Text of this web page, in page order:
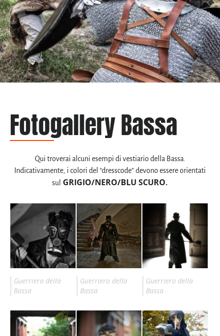
Fotogallery Bassa
Qui troverai alcuni esempi di vestiario della Bassa.
Indicativamente, i colori del “dresscode” devono essere orientati
sul
GRIGIO/NERO/BLU SCURO.
Guerriero della
Bassa
Guerriero della
Bassa
Guerriero della
Bassa